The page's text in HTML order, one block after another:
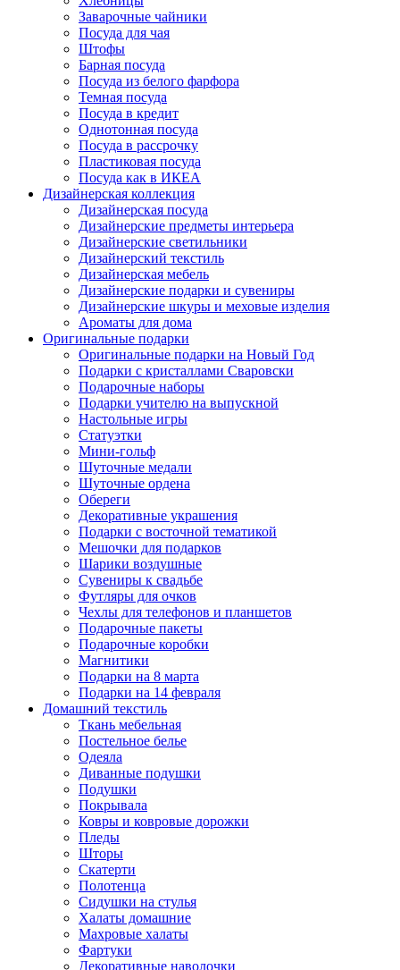
Заварочные чайники
Посуда для чая
Штофы
Барная посуда
Посуда из белого фарфора
Темная посуда
Посуда в кредит
Однотонная посуда
Посуда в рассрочку
Пластиковая посуда
Посуда как в ИКЕА
Дизайнерская коллекция
Дизайнерская посуда
Дизайнерские предметы интерьера
Дизайнерские светильники
Дизайнерский текстиль
Дизайнерская мебель
Дизайнерские подарки и сувениры
Дизайнерские шкуры и меховые изделия
Ароматы для дома
Оригинальные подарки
Оригинальные подарки на Новый Год
Подарки с кристаллами Сваровски
Подарочные наборы
Подарки учителю на выпускной
Настольные игры
Статуэтки
Мини-гольф
Шуточные медали
Шуточные ордена
Обереги
Декоративные украшения
Подарки с восточной тематикой
Мешочки для подарков
Шарики воздушные
Сувениры к свадьбе
Футляры для очков
Чехлы для телефонов и планшетов
Подарочные пакеты
Подарочные коробки
Магнитики
Подарки на 8 марта
Подарки на 14 февраля
Домашний текстиль
Ткань мебельная
Постельное белье
Одеяла
Диванные подушки
Подушки
Покрывала
Ковры и ковровые дорожки
Пледы
Шторы
Скатерти
Полотенца
Сидушки на стулья
Халаты домашние
Махровые халаты
Фартуки
Декоративные наволочки